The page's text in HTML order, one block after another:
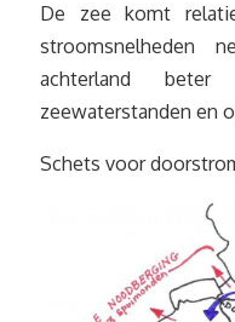
De zee komt
stroomsnelheden
achterland
zeewaterstanden en
Schets voor